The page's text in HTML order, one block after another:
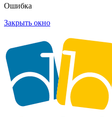
Ошибка
Закрыть окно